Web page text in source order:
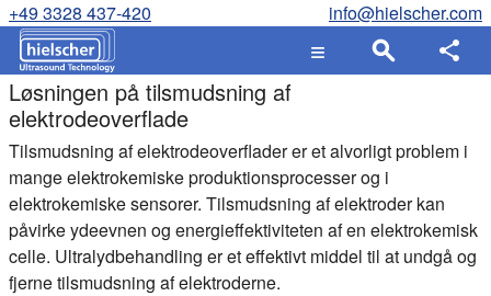
+49 3328 437-420 info@hielscher.com
Løsningen på tilsmudsning af
elektrodeoverflade
Tilsmudsning af elektrodeoverflader er et alvorligt problem i
mange elektrokemiske produktionsprocesser og i
elektrokemiske sensorer. Tilsmudsning af elektroder kan
påvirke ydeevnen og energieffektiviteten af en elektrokemisk
celle. Ultralydbehandling er et effektivt middel til at undgå og
fjerne tilsmudsning af elektroderne.